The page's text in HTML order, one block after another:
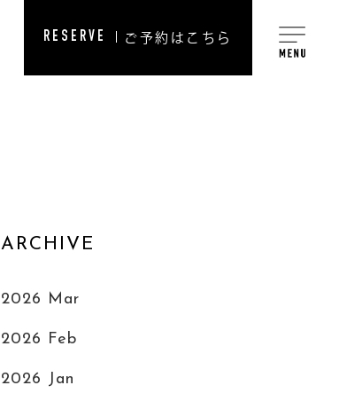
RESERVE ご予約はこちら
ARCHIVE
2026 Mar
2026 Feb
2026 Jan